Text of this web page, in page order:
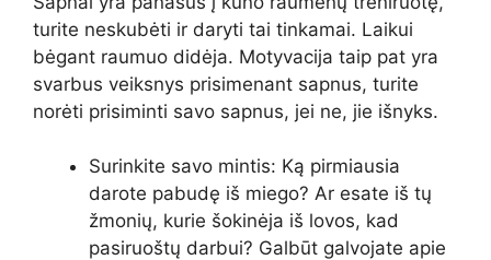
turite neskubėti ir daryti tai tinkamai. Laikui
bėgant raumuo didėja. Motyvacija taip pat yra
svarbus veiksnys prisimenant sapnus, turite
norėti prisiminti savo sapnus, jei ne, jie išnyks.
Surinkite savo mintis: Ką pirmiausia
darote pabudę iš miego? Ar esate iš tų
žmonių, kurie šokinėja iš lovos, kad
pasiruoštų darbui? Galbūt galvojate apie